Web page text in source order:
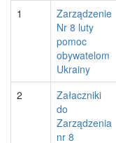
1
Zarządzenie
Nr 8 luty
pomoc
obywatelom
Ukrainy
2
Załaczniki
do
Zarządzenia
nr 8